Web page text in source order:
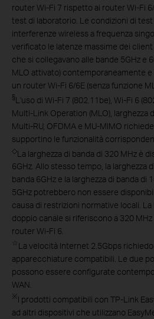
router Wi-Fi 7 rispetto ai router Wi-Fi
test di laboratorio. Le condizioni di
interferenze wireless a frequenza
verificato le latenze massime dei
che si collegavano alle bande 5GHz e
MLO attivato) contemporaneamente e
un router Wi-Fi 6/6E (senza funzione
§L'uso di Wi-Fi 7 (802.11be), Wi-Fi 6
Multi-Link Operation (MLO), larghezza
Multi-RU, OFDMA e MU-MIMO
supportino le funzionalità
◇La larghezza di banda di 320 MHz è
6GHz. Allo stesso tempo, la larghezza
banda 6GHz e la larghezza di banda di
5GHz potrebbero non essere
causa di restrizioni normative locali.
doppio canale si riferiscono a 320
router Wi-Fi 6.
☆ La velocità Internet 2.5Gbps
apparecchiature compatibili. Le due
possono essere configurate
WAN.
※I prodotti compatibili con TP-Link
ad altri dispositivi che utilizzano